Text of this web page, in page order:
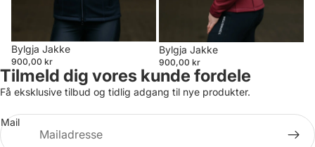
Bylgja Jakke
900,00 kr
Bylgja Jakke
900,00 kr
Tilmeld dig vores kunde fordele
Få eksklusive tilbud og tidlig adgang til nye produkter.
Mail